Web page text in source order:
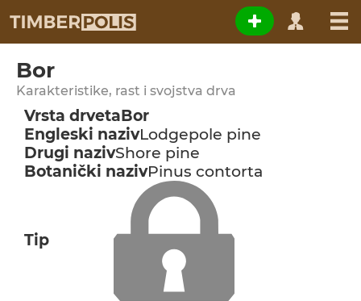
Bor
Karakteristike, rast i svojstva drva
Vrsta drvetaBor
Engleski nazivLodgepole pine
Drugi nazivShore pine
Botanički nazivPinus contorta
Tip